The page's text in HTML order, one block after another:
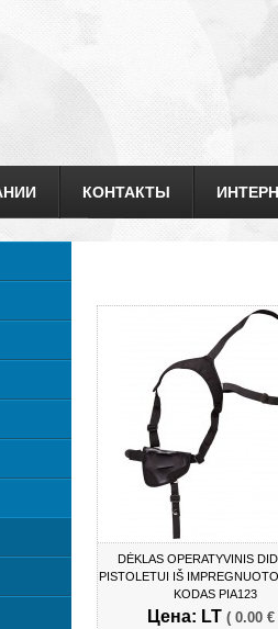
КОНТАКТЫ
DĖKLAS OPERATYVINIS
PISTOLETUI IŠ
KODAS PIA123
Цена: LT( 0.00 €